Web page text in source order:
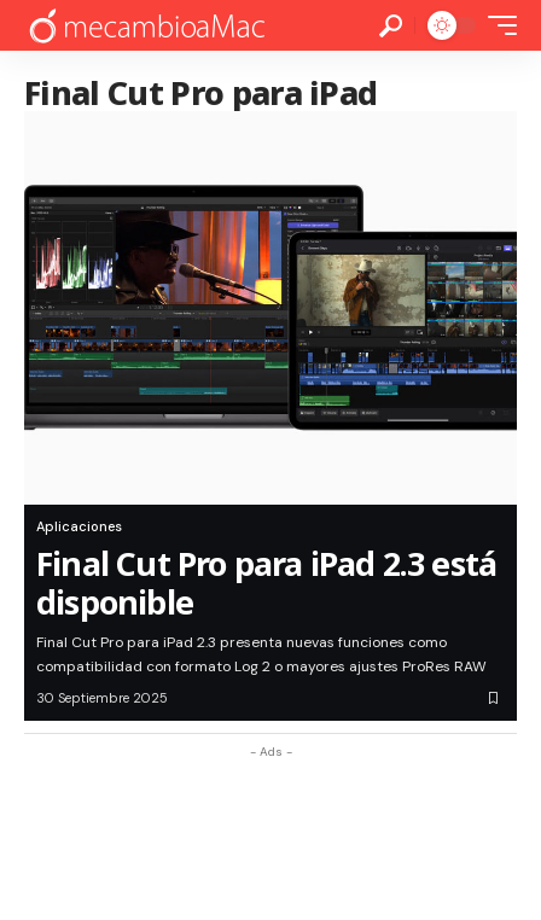
Final Cut Pro para iPad
Aplicaciones
Final Cut Pro para iPad 2.3 está
disponible
Final Cut Pro para iPad 2.3 presenta nuevas funciones como
compatibilidad con formato Log 2 o mayores ajustes ProRes RAW
30 Septiembre 2025
- Ads -